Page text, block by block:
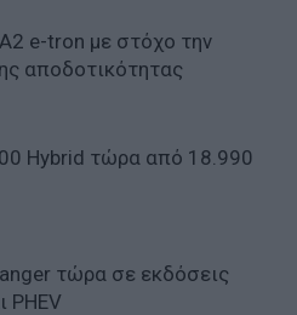
e-tron με στόχο την
αποδοτικότητας
Hybrid τώρα από 18.990
τώρα σε εκδόσεις
PHEV